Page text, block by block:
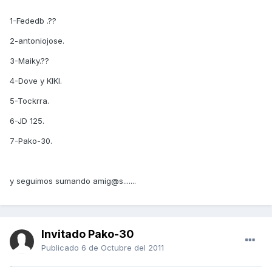
1-Fededb .??
2-antoniojose.
3-Maiky.??
4-Dove y KIKI.
5-Tockrra.
6-JD 125.
7-Pako-30.
y seguimos sumando amig@s.......
Invitado Pako-30
Publicado 6 de Octubre del 2011